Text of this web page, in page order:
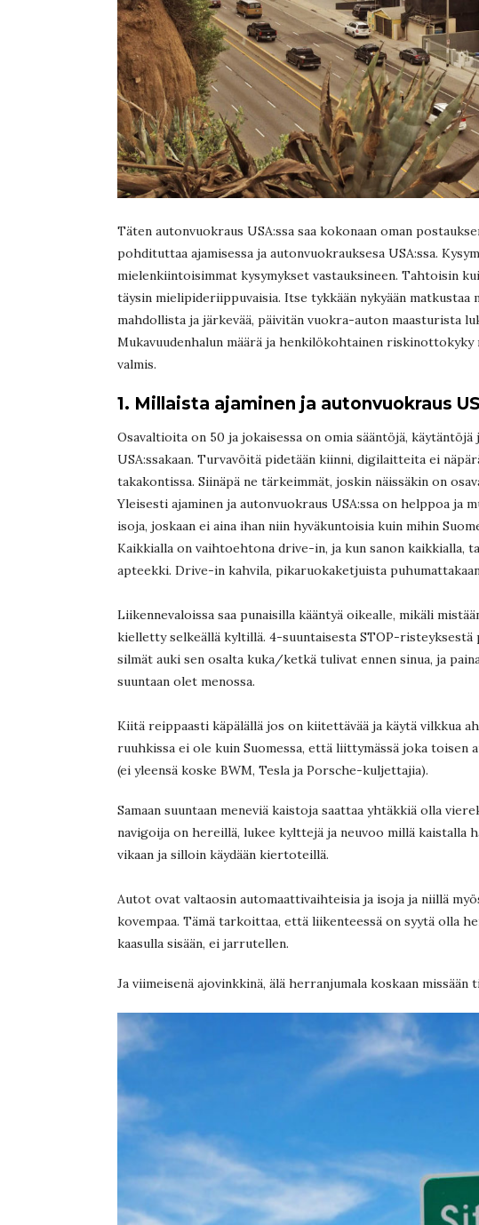
Täten autonvuokraus USA:ssa saa kokonaan oman
pohdituttaa ajamisessa ja autonvuokrauksesa USA:ssa.
mielenkiintoisimmat kysymykset vastauksineen. Tahtoisin
täysin mielipideriippuvaisia. Itse tykkään nykyään matkustaa
mahdollista ja järkevää, päivitän vuokra-auton maasturista
Mukavuudenhalun määrä ja henkilökohtainen
valmis.
1. Millaista ajaminen ja autonvuokraus
Osavaltioita on 50 ja jokaisessa on omia sääntöjä,
USA:ssakaan. Turvavöitä pidetään kiinni, digilaitteita ei
takakontissa. Siinäpä ne tärkeimmät, joskin näissäkin on
Yleisesti ajaminen ja autonvuokraus USA:ssa on helppoa ja
isoja, joskaan ei aina ihan niin hyväkuntoisia kuin mihin
Kaikkialla on vaihtoehtona drive-in, ja kun sanon
apteekki. Drive-in kahvila, pikaruokaketjuista
Liikennevaloissa saa punaisilla kääntyä oikealle, mikäli
kielletty selkeällä kyltillä. 4-suuntaisesta STOP-risteyksestä
silmät auki sen osalta kuka/ketkä tulivat ennen sinua, ja
suuntaan olet menossa.
Kiitä reippaasti käpälällä jos on kiitettävää ja käytä vilkkua
ruuhkissa ei ole kuin Suomessa, että liittymässä joka toisen
(ei yleensä koske BWM, Tesla ja Porsche-kuljettajia).
Samaan suuntaan meneviä kaistoja saattaa yhtäkkiä olla
navigoija on hereillä, lukee kylttejä ja neuvoo millä kaistalla
vikaan ja silloin käydään kiertoteillä.
Autot ovat valtaosin automaattivaihteisia ja isoja ja niillä
kovempaa. Tämä tarkoittaa, että liikenteessä on syytä olla
kaasulla sisään, ei jarrutellen.
Ja viimeisenä ajovinkkinä, älä herranjumala koskaan